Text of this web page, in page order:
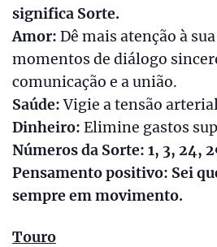
significa Sorte.
Amor: Dê mais atenção à
momentos de diálogo
comunicação e a união.
Saúde:Vigie a tensão
Dinheiro: Elimine gastos
Números da Sorte: 1, 3, 24,
Pensamento positivo: Sei
sempre em movimento.
Touro